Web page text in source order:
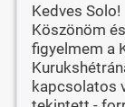
Kedves Solo!
Köszönöm
figyelmem a
kapcsolatos